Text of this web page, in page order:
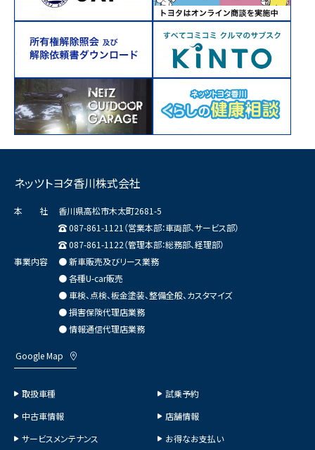
ネッツトヨタ香川株式会社
本 社
香川県高松市木太町2681-5
087-861-1121（営業本部：車両部、サービス部）
087-861-1122（管理本部：総務部、経理部）
事業内容
● 新車販売及びリース業務
● 各種U-car販売
● 車検、点検、板金塗装、整備全般、カスタマイズ
● 損害保険代理店業務
● 情報通信代理店業務
Google Map
取扱車種
試乗予約
中古車情報
店舗情報
サービスメンテナンス
お得なお支払い